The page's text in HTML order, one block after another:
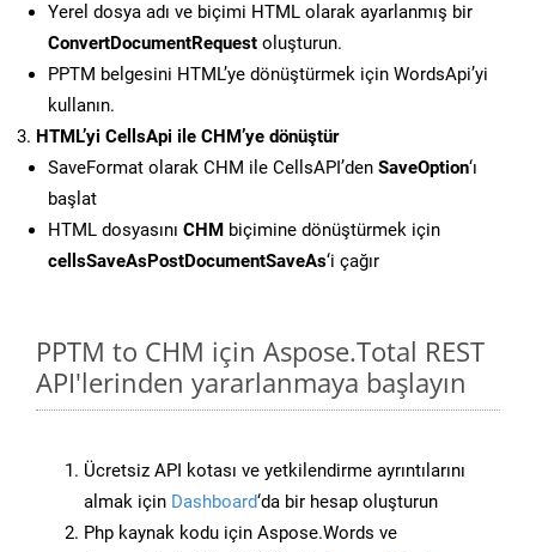
Yerel dosya adı ve biçimi HTML olarak ayarlanmış bir
ConvertDocumentRequest oluşturun.
PPTM belgesini HTML’ye dönüştürmek için WordsApi’yi
kullanın.
HTML’yi CellsApi ile CHM’ye dönüştür
SaveFormat olarak CHM ile CellsAPI’den SaveOption‘ı
başlat
HTML dosyasını CHM biçimine dönüştürmek için
cellsSaveAsPostDocumentSaveAs‘i çağır
PPTM to CHM için Aspose.Total REST
API'lerinden yararlanmaya başlayın
Ücretsiz API kotası ve yetkilendirme ayrıntılarını
almak için Dashboard‘da bir hesap oluşturun
Php kaynak kodu için Aspose.Words ve